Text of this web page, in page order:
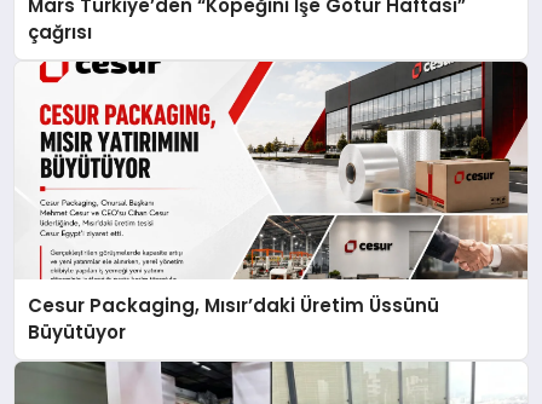
çağrısı
Cesur Packaging, Mısır’daki Üretim Üssünü
Büyütüyor